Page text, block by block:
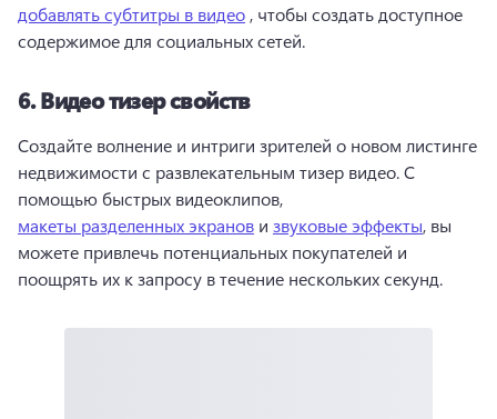
добавлять субтитры в видео , чтобы создать доступное
содержимое для социальных сетей.
6.Видео тизер свойств
Создайте волнение и интриги зрителей о новом листинге
недвижимости с развлекательным тизер видео. С
помощью быстрых видеоклипов,
макеты разделенных экранов и звуковые эффекты, вы
можете привлечь потенциальных покупателей и
поощрять их к запросу в течение нескольких секунд.